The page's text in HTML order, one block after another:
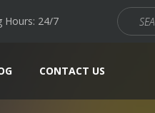
Hours: 24/7
CONTACT US